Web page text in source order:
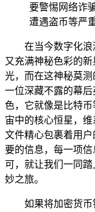
要警惕网络诈
遭遇盗币等严
在当今数字化
又充满神秘色彩的
光，而在这神秘莫测
一位深藏不露的幕
色，它就像是比特
宙中的核心恒星，
文件精心包裹着用
要的信息，每一项
可，就让我们一同踏
妙之旅。
如果将加密货币